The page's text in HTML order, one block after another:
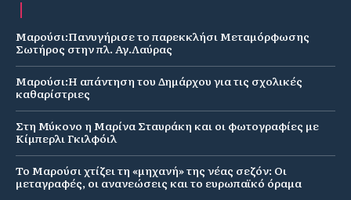
Μαρούσι:Πανυγήρισε το παρεκκλήσι Μεταμόρφωσης
Σωτήρος στην πλ. Αγ.Λαύρας
Μαρούσι:Η απάντηση του Δημάρχου για τις σχολικές
καθαρίστριες
Στη Μύκονο η Μαρίνα Σταυράκη και οι φωτογραφίες με
Κίμπερλι Γκιλφόιλ
Το Μαρούσι χτίζει τη «μηχανή» της νέας σεζόν: Οι
μεταγραφές, οι ανανεώσεις και το ευρωπαϊκό όραμα